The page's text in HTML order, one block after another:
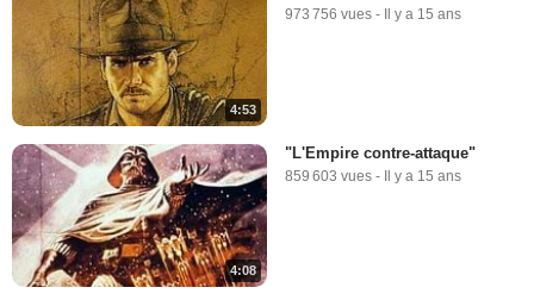
4:53
973 756 vues - Il y a 15 ans
4:08
"L'Empire contre-attaque"
859 603 vues - Il y a 15 ans